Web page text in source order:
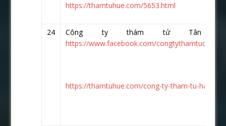
https://thamtuhue.com/5653.html
24
Công ty thám tử Tân
https://www.facebook.com/
https://thamtuhue.com/cong-ty-tham-tu-ha-noi-